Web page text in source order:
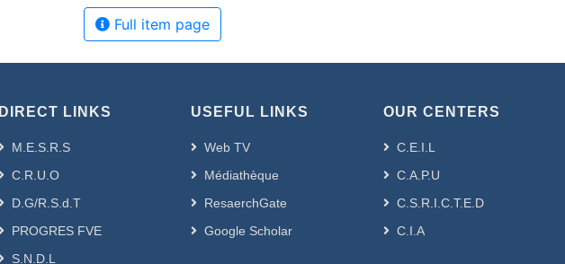
Full item page
DIRECT LINKS
M.E.S.R.S
C.R.U.O
D.G/R.S.d.T
PROGRES FVE
S.N.D.L
USEFUL LINKS
Web TV
Médiathèque
ResaerchGate
Google Scholar
OUR CENTERS
C.E.I.L
C.A.P.U
C.S.R.I.C.T.E.D
C.I.A